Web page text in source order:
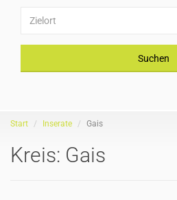
Suchen
Start Inserate Gais
Kreis: Gais